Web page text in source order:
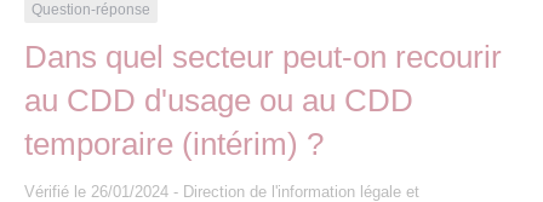
Eau et assainissement
Travaux
Numérique
Les offres d’emploi de la communauté de
Nos publications
Question-réponse
Dans quel secteur peut-on recourir
au CDD d'usage ou au CDD
temporaire (intérim) ?
Vérifié le 26/01/2024 - Direction de l'information légale et